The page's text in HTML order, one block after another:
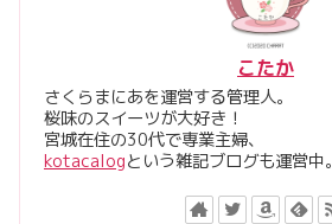
こたか
さくらまにあを運営する管理人。
桜味のスイーツが大好き！
宮城在住の30代で専業主婦、
kotacalogという雑記ブログも運営中。